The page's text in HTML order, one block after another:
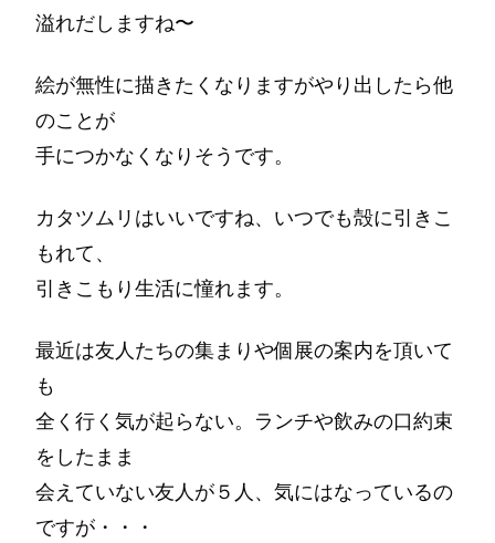
溢れだしますね〜
絵が無性に描きたくなりますがやり出したら他
のことが
手につかなくなりそうです。
カタツムリはいいですね、いつでも殻に引きこ
もれて、
引きこもり生活に憧れます。
最近は友人たちの集まりや個展の案内を頂いて
も
全く行く気が起らない。ランチや飲みの口約束
をしたまま
会えていない友人が５人、気にはなっているの
ですが・・・